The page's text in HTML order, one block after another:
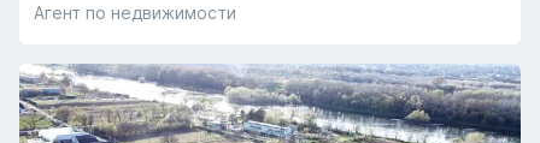
Агент по недвижимости